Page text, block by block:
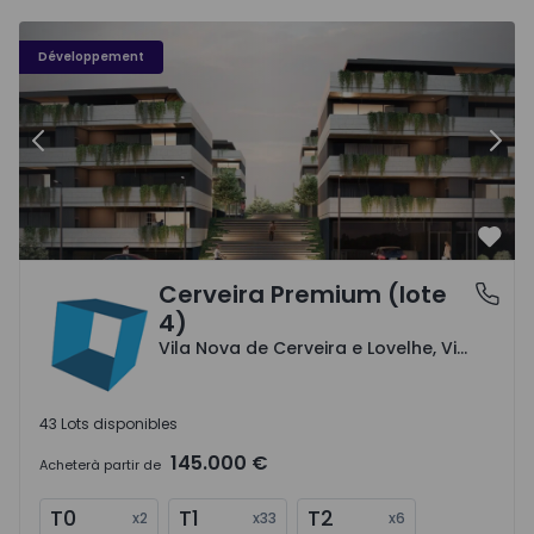
Développement
Cerveira Premium (lote 4) - 1
Précédent
Vila Nova de Cerveira e Lovelhe, Viana do Castelo
Cerveira Premium (lote
4)
Vila Nova de Cerveira e Lovelhe, Viana do Castelo
43 Lots disponibles
Acheterà partir de 145.000 €
T0 x2 T1 x33 T2 x6